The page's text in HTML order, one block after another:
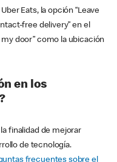
Eats, la opción “Leave
free delivery” en el
door” como la ubicación
en los
finalidad de mejorar
de tecnología.
frecuentes sobre el